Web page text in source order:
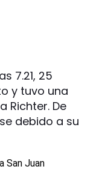
7.21, 25
y tuvo una
Richter. De
debido a su